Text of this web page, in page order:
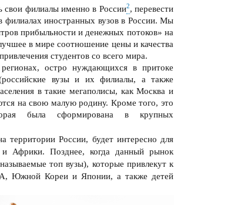
свои филиалы именно в России2, перевести
филиалах иностранных вузов в России. Мы
прибыльности и денежных потоков» на
в мире соотношение цены и качества
студентов со всего мира.
регионах, остро нуждающихся в притоке
вузы и их филиалы, а также
в такие мегаполисы, как Москва и
на свою малую родину. Кроме того, это
была сформирована в крупных
России, будет интересно для
Африки. Позднее, когда данный рынок
топ вузы), которые привлекут к
Южной Кореи и Японии, а также детей